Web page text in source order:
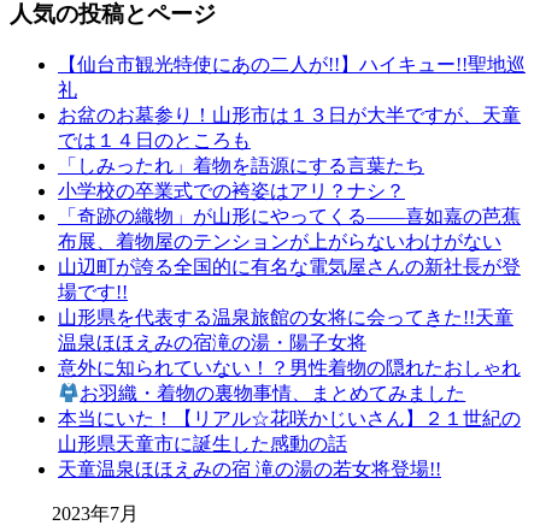
人気の投稿とページ
【仙台市観光特使にあの二人が!!】ハイキュー!!聖地巡
礼
お盆のお墓参り！山形市は１３日が大半ですが、天童
では１４日のところも
「しみったれ」着物を語源にする言葉たち
小学校の卒業式での袴姿はアリ？ナシ？
「奇跡の織物」が山形にやってくる——喜如嘉の芭蕉
布展、着物屋のテンションが上がらないわけがない
山辺町が誇る全国的に有名な電気屋さんの新社長が登
場です!!
山形県を代表する温泉旅館の女将に会ってきた!!天童
温泉ほほえみの宿滝の湯・陽子女将
意外に知られていない！？男性着物の隠れたおしゃれ
お羽織・着物の裏物事情、まとめてみました
本当にいた！【リアル☆花咲かじいさん】２１世紀の
山形県天童市に誕生した感動の話
天童温泉ほほえみの宿 滝の湯の若女将登場!!
2023年7月